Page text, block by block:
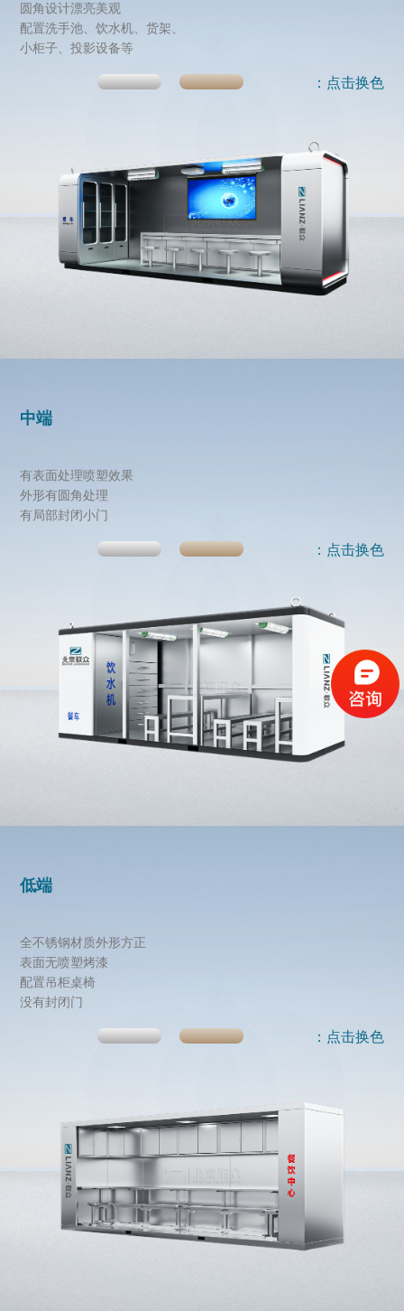
圆角设计漂亮美观
配置洗手池、饮水机、货架、
小柜子、投影设备等
：点击换色
中端
有表面处理喷塑效果
外形有圆角处理
有局部封闭小门
：点击换色
低端
全不锈钢材质外形方正
表面无喷塑烤漆
配置吊柜桌椅
没有封闭门
：点击换色